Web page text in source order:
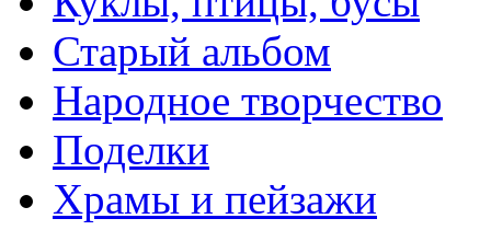
Старый альбом
Народное творчество
Поделки
Храмы и пейзажи